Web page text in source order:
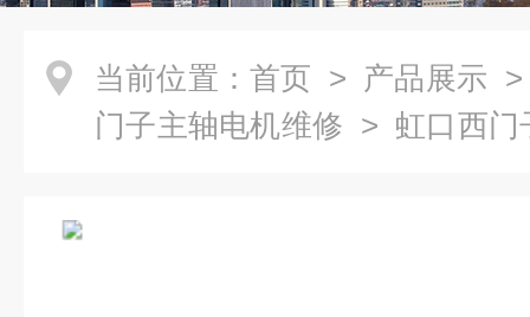
当前位置： 首页 > 产品展示
门子主轴电机维修 > 虹口西门